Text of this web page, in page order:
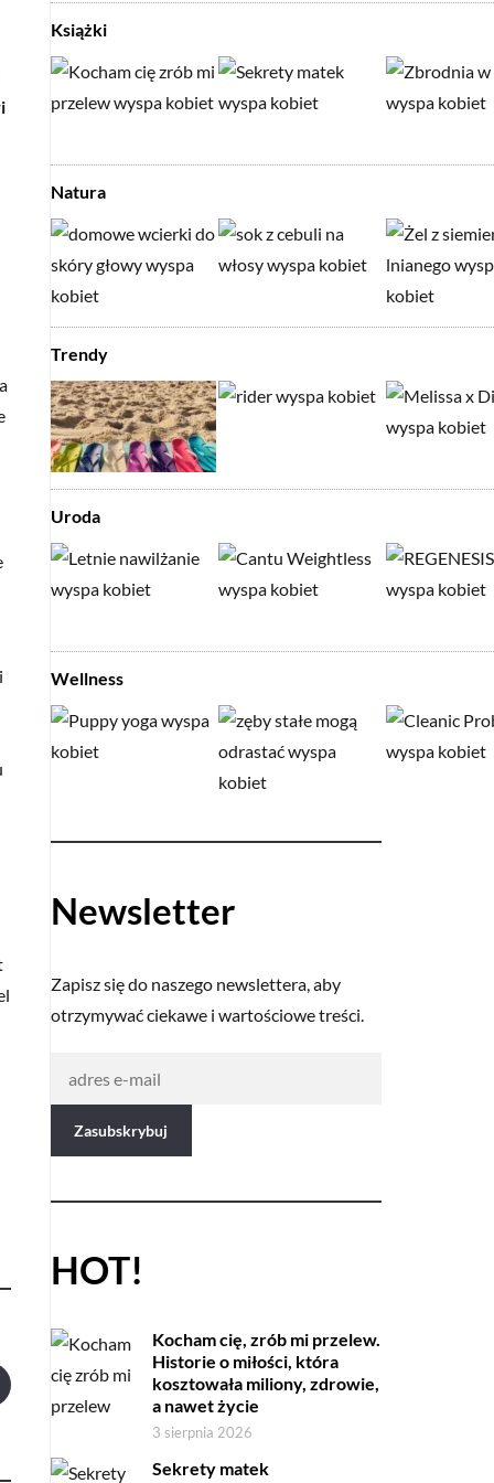
Książki
Natura
Trendy
Uroda
Wellness
Newsletter
Zapisz się do naszego newslettera, aby
otrzymywać ciekawe i wartościowe treści.
HOT!
Kocham cię, zrób mi przelew.
Historie o miłości, która
kosztowała miliony, zdrowie,
a nawet życie
3 sierpnia 2026
Sekrety matek